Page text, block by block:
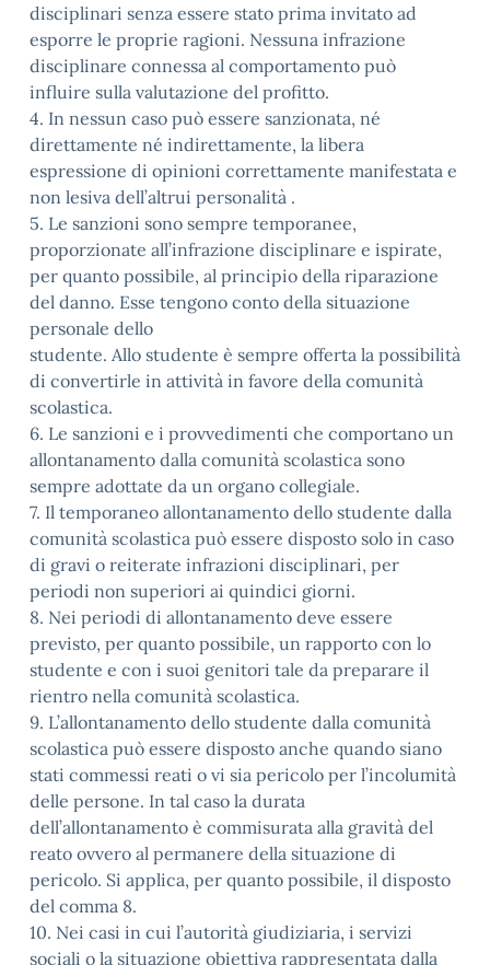
disciplinari senza essere stato prima invitato ad
esporre le proprie ragioni. Nessuna infrazione
disciplinare connessa al comportamento può
influire sulla valutazione del profitto.
4. In nessun caso può essere sanzionata, né
direttamente né indirettamente, la libera
espressione di opinioni correttamente manifestata e
non lesiva dell’altrui personalità .
5. Le sanzioni sono sempre temporanee,
proporzionate all’infrazione disciplinare e ispirate,
per quanto possibile, al principio della riparazione
del danno. Esse tengono conto della situazione
personale dello
studente. Allo studente è sempre offerta la possibilità
di convertirle in attività in favore della comunità
scolastica.
6. Le sanzioni e i provvedimenti che comportano un
allontanamento dalla comunità scolastica sono
sempre adottate da un organo collegiale.
7. Il temporaneo allontanamento dello studente dalla
comunità scolastica può essere disposto solo in caso
di gravi o reiterate infrazioni disciplinari, per
periodi non superiori ai quindici giorni.
8. Nei periodi di allontanamento deve essere
previsto, per quanto possibile, un rapporto con lo
studente e con i suoi genitori tale da preparare il
rientro nella comunità scolastica.
9. L’allontanamento dello studente dalla comunità
scolastica può essere disposto anche quando siano
stati commessi reati o vi sia pericolo per l’incolumità
delle persone. In tal caso la durata
dell’allontanamento è commisurata alla gravità del
reato ovvero al permanere della situazione di
pericolo. Si applica, per quanto possibile, il disposto
del comma 8.
10. Nei casi in cui l’autorità giudiziaria, i servizi
sociali o la situazione obiettiva rappresentata dalla